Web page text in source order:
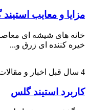
مزایا و معایب
خانه های شیشه ای
خیره کننده ای زرق و...
4 سال قبل اخبار و
کاربرد استیند گلس